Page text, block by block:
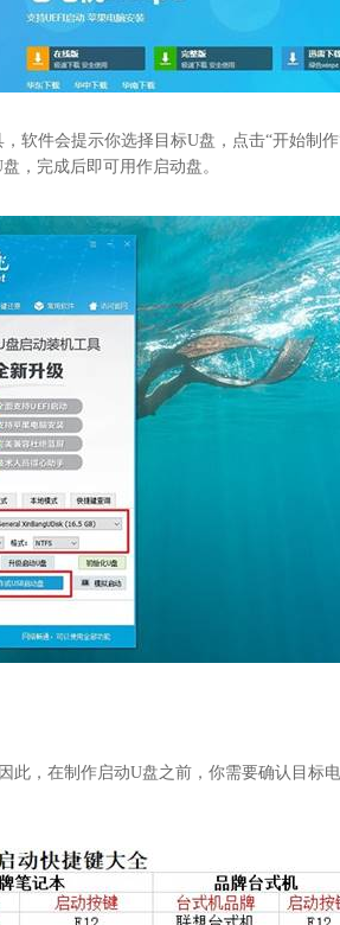
软件会提示你选择目标U盘，点击“开始制
盘，完成后即可用作启动盘。
因此，在制作启动U盘之前，你需要确认目标